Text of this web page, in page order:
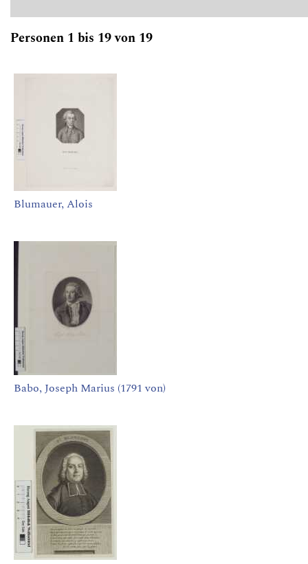
Personen 1 bis 19 von 19
Blumauer, Alois
Babo, Joseph Marius (1791 von)